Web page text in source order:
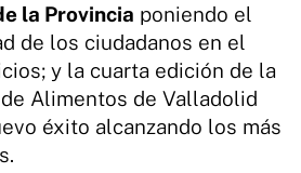
la Provincia poniendo el
de los ciudadanos en el
y la cuarta edición de la
de Alimentos de Valladolid
éxito alcanzando los más